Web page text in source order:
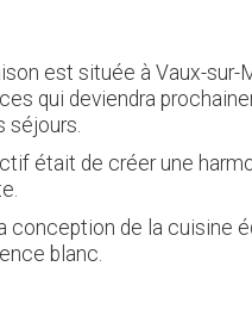
est située à Vaux-sur-
qui deviendra
séjours.
était de créer une
conception de la cuisine
blanc.